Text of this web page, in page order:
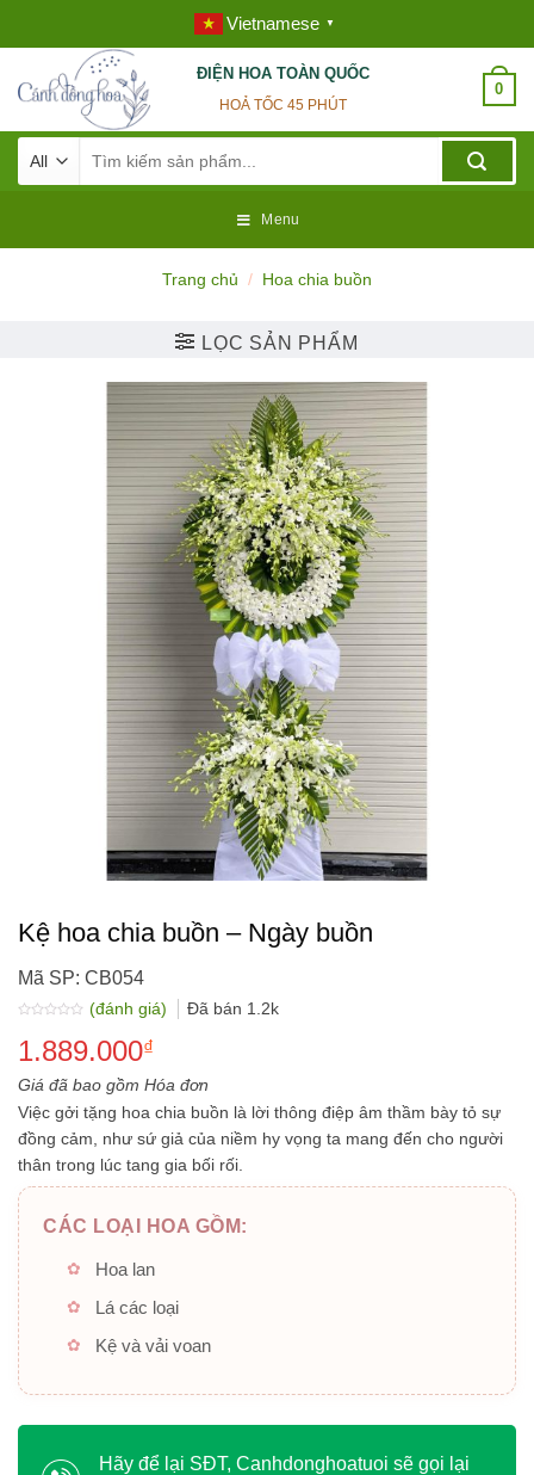
to
content
Vietnamese ▼
ĐIỆN HOA TOÀN QUỐC
HOẢ TỐC 45 PHÚT
0
kiếm:
Menu
Trang chủ / Hoa chia buồn
LỌC SẢN PHẨM
Kệ hoa chia buồn – Ngày buồn
Mã SP: CB054
xếp
hạng
5
sao
(đánh giá) Đã bán 1.2k
1.889.000₫
Giá đã bao gồm Hóa đơn
Việc gởi tặng hoa chia buồn là lời thông điệp âm thầm bày tỏ sự
đồng cảm, như sứ giả của niềm hy vọng ta mang đến cho người
thân trong lúc tang gia bối rối.
CÁC LOẠI HOA GỒM:
Hoa lan
Lá các loại
Kệ và vải voan
Hãy để lại SĐT, Canhdonghoatuoi sẽ gọi lại